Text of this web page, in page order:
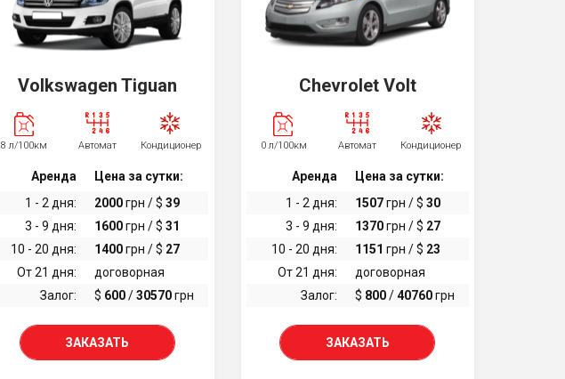
Volkswagen Tiguan
8 л/100км Автомат Кондиционер
Аренда
Цена за сутки:
1 - 2 дня:
2000грн / $ 39
3 - 9 дня:
1600грн / $ 31
10 - 20 дня:
1400грн / $ 27
От 21 дня:
договорная
Залог:
$ 600/30570грн
ЗАКАЗАТЬ
Chevrolet Volt
0 л/100км Автомат Кондиционер
Аренда
Цена за сутки:
1 - 2 дня:
1507грн / $ 30
3 - 9 дня:
1370грн / $ 27
10 - 20 дня:
1151 грн / $ 23
От 21 дня:
договорная
Залог:
$ 800/40760грн
ЗАКАЗАТЬ